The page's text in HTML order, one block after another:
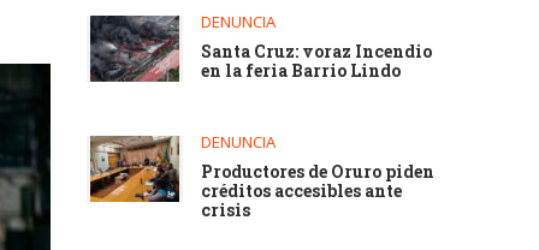
DENUNCIA
Santa Cruz: voraz Incendio
en la feria Barrio Lindo
DENUNCIA
Productores de Oruro piden
créditos accesibles ante
crisis